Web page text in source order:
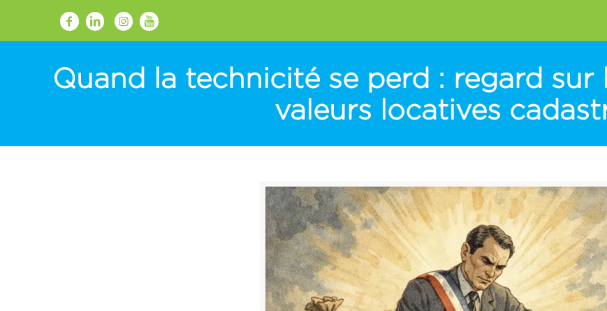
Quand la technicité se perd : regard sur
valeurs locatives